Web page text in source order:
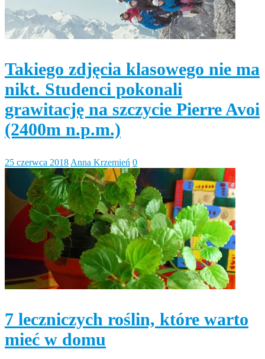
Takiego zdjęcia klasowego nie ma
nikt. Studenci pokonali
grawitację na szczycie Pierre Avoi
(2400m n.p.m.)
25 czerwca 2018 Anna Krzemień 0
7 leczniczych roślin, które warto
mieć w domu